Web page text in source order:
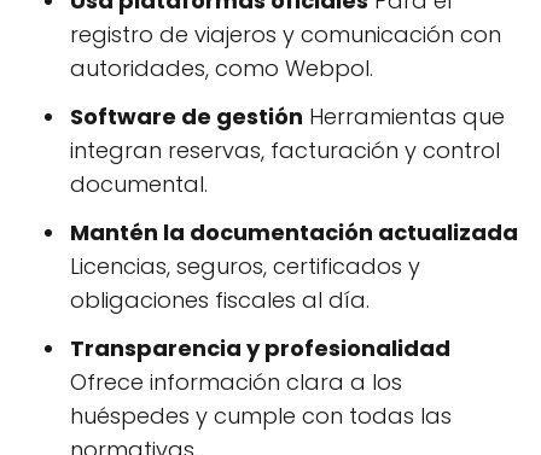
registro de viajeros y comunicación con
autoridades, como Webpol.
Software de gestión Herramientas que
integran reservas, facturación y control
documental.
Mantén la documentación actualizada
Licencias, seguros, certificados y
obligaciones fiscales al día.
Transparencia y profesionalidad
Ofrece información clara a los
huéspedes y cumple con todas las